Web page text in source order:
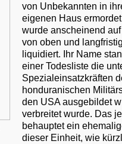
von Unbekannten in
eigenen Haus
wurde anscheinend
von oben und
liquidiert. Ihr Name
einer Todesliste die
Spezialeinsatzkräften
honduranischen
den USA ausgebildet
verbreitet wurde. Das
behauptet ein
dieser Einheit, wie